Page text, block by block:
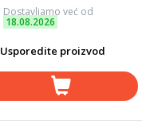
Dostavljamo već od
18.08.2026
Usporedite proizvod